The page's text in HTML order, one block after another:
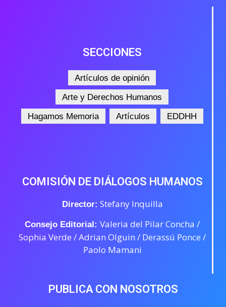
SECCIONES
Artículos de opinión
Arte y Derechos Humanos
Hagamos Memoria
Artículos EDDHH
COMISIÓN DE DIÁLOGOS HUMANOS
Director: Stefany Inquilla
Consejo Editorial: Valeria del Pilar Concha /
Sophia Verde /Adrian Olguin / Derassú Ponce /
Paolo Mamani
PUBLICA CON NOSOTROS